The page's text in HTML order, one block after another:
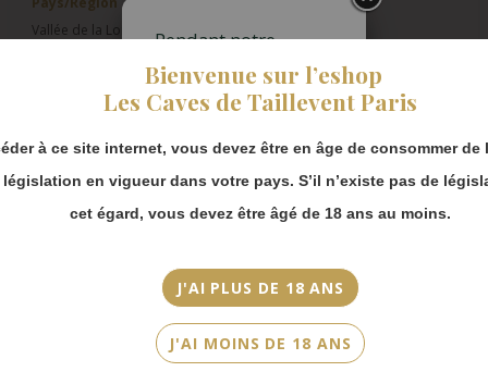
Bienvenue sur l’eshop
Les Caves de Taillevent Paris
à ce site internet, vous devez être en âge de consommer de
législation en vigueur dans votre pays. S’il n’existe pas de
cet égard, vous devez être âgé de 18 ans au moins.
J'AI PLUS DE 18 ANS
J'AI MOINS DE 18 ANS
Vallée de la Loire
Millésime
2022
Couleur
Pendant notre
fermeture estivale,
vous pouvez
continuer à passer
Merci de bien
prendre en compte :
Les envois
partir du 31 août.
Les commandes
en click-and-
collect (cave
Faubourg Saint-